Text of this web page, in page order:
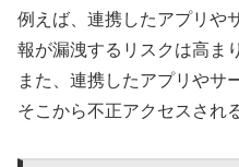
例えば、連携したアプリや
報が漏洩するリスクは高ま
また、連携したアプリやサ
そこから不正アクセスされ